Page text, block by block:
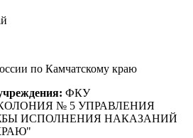
по Камчатскому краю
ФКУ
№ 5 УПРАВЛЕНИЯ
ИСПОЛНЕНИЯ НАКАЗАНИЙ